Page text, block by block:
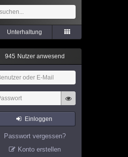
Unterhaltung
945 Nutzer anwesend
Einloggen
Passwort vergessen?
Konto erstellen